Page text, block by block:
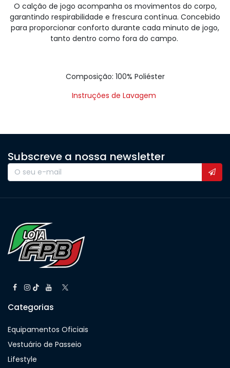
O calção de jogo acompanha os movimentos do corpo,
garantindo respirabilidade e frescura contínua. Concebido
para proporcionar conforto durante cada minuto de jogo,
tanto dentro como fora do campo.
Composição: 100% Poliéster
Instruções de Lavagem
Subscreve a nossa newsletter
Categorias
Equipamentos Oficiais
Vestuário de Passeio
Lifestyle